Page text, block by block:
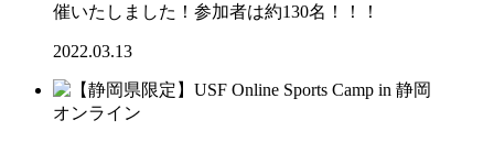
催いたしました！参加者は約130名！！！
2022.03.13
オンライン